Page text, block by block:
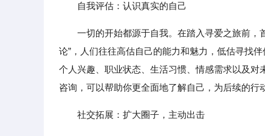
自我评估：认识真实的自己
一切的开始都源于自我。在踏入寻爱之旅前，
论”，人们往往高估自己的能力和魅力，低估寻找
个人兴趣、职业状态、生活习惯、情感需求以及
咨询，可以帮助你更全面地了解自己，为后续的行
社交拓展：扩大圈子，主动出击